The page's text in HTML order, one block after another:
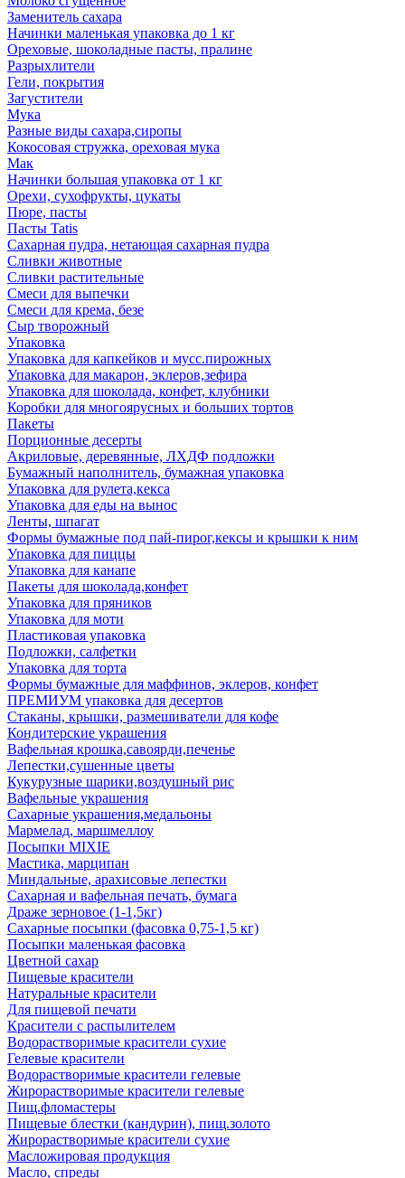
Заменитель сахара
Начинки маленькая упаковка до 1 кг
Ореховые, шоколадные пасты, пралине
Разрыхлители
Гели, покрытия
Загустители
Мука
Разные виды сахара,сиропы
Кокосовая стружка, ореховая мука
Мак
Начинки большая упаковка от 1 кг
Орехи, сухофрукты, цукаты
Пюре, пасты
Пасты Tatis
Сахарная пудра, нетающая сахарная пудра
Сливки животные
Сливки растительные
Смеси для выпечки
Смеси для крема, безе
Сыр творожный
Упаковка
Упаковка для капкейков и мусс.пирожных
Упаковка для макарон, эклеров,зефира
Упаковка для шоколада, конфет, клубники
Коробки для многоярусных и больших тортов
Пакеты
Порционные десерты
Акриловые, деревянные, ЛХДФ подложки
Бумажный наполнитель, бумажная упаковка
Упаковка для рулета,кекса
Упаковка для еды на вынос
Ленты, шпагат
Формы бумажные под пай-пирог,кексы и крышки к ним
Упаковка для пиццы
Упаковка для канапе
Пакеты для шоколада,конфет
Упаковка для пряников
Упаковка для моти
Пластиковая упаковка
Подложки, салфетки
Упаковка для торта
Формы бумажные для маффинов, эклеров, конфет
ПРЕМИУМ упаковка для десертов
Стаканы, крышки, размешиватели для кофе
Кондитерские украшения
Вафельная крошка,савоярди,печенье
Лепестки,сушенные цветы
Кукурузные шарики,воздушный рис
Вафельные украшения
Сахарные украшения,медальоны
Мармелад, маршмеллоу
Посыпки MIXIE
Мастика, марципан
Миндальные, арахисовые лепестки
Сахарная и вафельная печать, бумага
Драже зерновое (1-1,5кг)
Сахарные посыпки (фасовка 0,75-1,5 кг)
Посыпки маленькая фасовка
Цветной сахар
Пищевые красители
Натуральные красители
Для пищевой печати
Красители с распылителем
Водорастворимые красители сухие
Гелевые красители
Водорастворимые красители гелевые
Жирорастворимые красители гелевые
Пищ.фломастеры
Пищевые блестки (кандурин), пищ.золото
Жирорастворимые красители сухие
Масложировая продукция
Масло, спреды